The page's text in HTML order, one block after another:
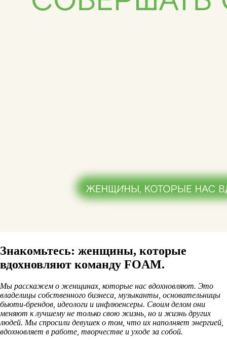
Знакомьтесь: женщины, которые
вдохновляют команду FOAM.
Мы расскажем о женщинах, которые нас вдохновляют. Это
владелицы собственного бизнеса, музыканты, основательницы
бьюти-брендов, идеологи и инфлюенсеры. Своим делом они
меняют к лучшему не только свою жизнь, но и жизнь других
людей. Мы спросили девушек о том, что их наполняет энергией,
вдохновляет в работе, творчестве и уходе за собой.